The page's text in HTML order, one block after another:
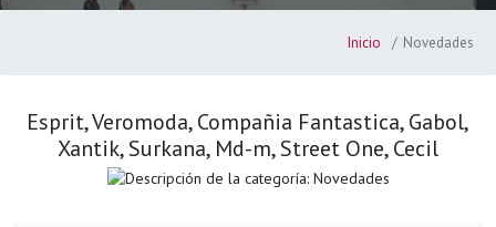
Inicio Novedades
Esprit, Veromoda, Compañia Fantastica, Gabol,
Xantik, Surkana, Md-m, Street One, Cecil